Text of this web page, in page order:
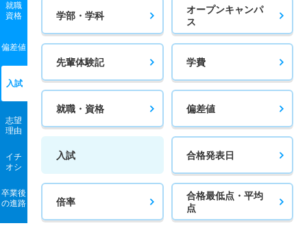
就職
資格
偏差値
入試
志望
理由
イチ
オシ
卒業後
の進路
学部・学科
オープンキャンパ
ス
先輩体験記 学費
就職・資格 偏差値
入試 合格発表日
倍率
合格最低点・平均
点